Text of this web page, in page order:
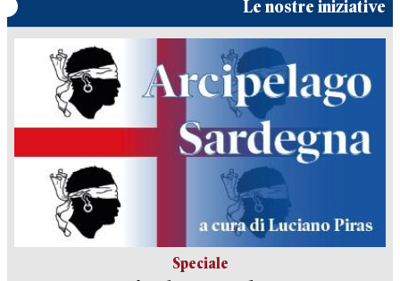
Le nostre iniziative
Speciale